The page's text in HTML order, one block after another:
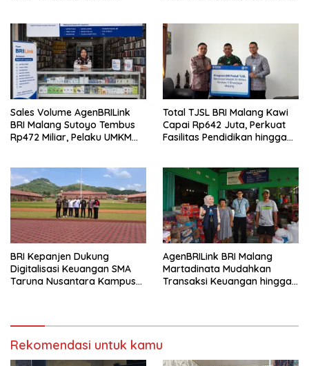
Sales Volume AgenBRILink
BRI Malang Sutoyo Tembus
Rp472 Miliar, Pelaku UMKM
Total TJSL BRI Malang Kawi
Capai Rp642 Juta, Perkuat
Fasilitas Pendidikan hingga
BRI Kepanjen Dukung
Digitalisasi Keuangan SMA
Taruna Nusantara Kampus
AgenBRILink BRI Malang
Martadinata Mudahkan
Transaksi Keuangan hingga
Rekomendasi untuk kamu